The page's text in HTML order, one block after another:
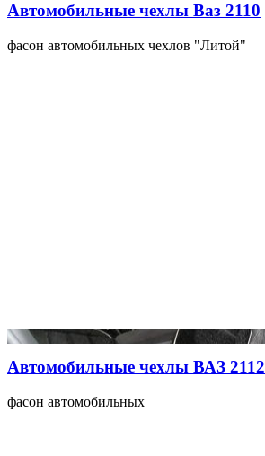
Автомобильные чехлы Ваз 2110
фасон автомобильных чехлов "Литой"
Автомобильные чехлы ВАЗ 2112
фасон автомобильных